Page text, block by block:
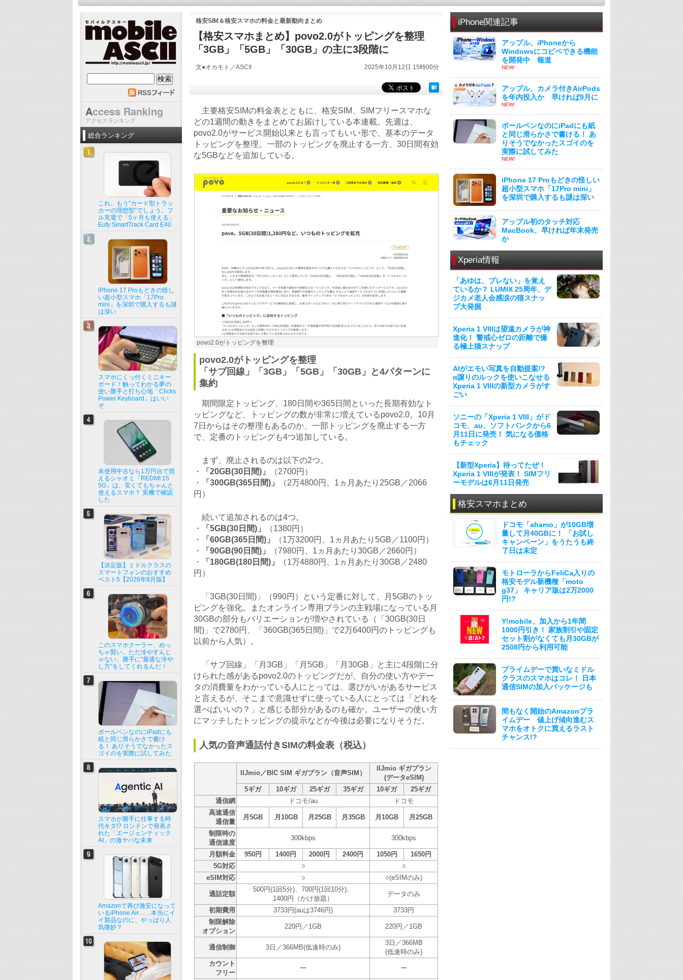
格安SIM＆格安スマホの料金と最新動向まとめ
【格安スマホまとめ】povo2.0がトッピングを整理
「3GB」「5GB」「30GB」の主に3段階に
文●オカモト／ASCII 2025年10月12日 15時00分
主要格安SIMの料金表とともに、格安SIM、SIMフリースマホな
どの1週間の動きをまとめてお届けしている本連載。先週は、
povo2.0がサービス開始以来とも言ってもいい形で、基本のデータ
トッピングを整理。一部のトッピングを廃止する一方、30日間有効
な5GBなどを追加している。
povo2.0がトッピングを整理
povo2.0がトッピングを整理
「サブ回線」「3GB」「5GB」「30GB」と4パターンに
集約
期間限定トッピング、180日間や365日間といった長期有効なト
ッピングなど、トッピングの数が非常に増えているpovo2.0。10月
7日からはその整理もあるのか、一部トッピングを廃止する一方
で、定番のトッピングも4つ追加している。
まず、廃止されるのは以下の2つ。
・
「20GB(30日間)」
（2700円）
・
「300GB(365日間)」
（2万4800円、1ヵ月あたり25GB／2066
円）
続いて追加されるのは4つ。
・
「5GB(30日間)」
（1380円）
・
「60GB(365日間)」
（1万3200円、1ヵ月あたり5GB／1100円）
・
「90GB(90日間)」
（7980円、1ヵ月あたり30GB／2660円）
・
「180GB(180日間)」
（1万4880円、1ヵ月あたり30GB／2480
円）
「3GB(30日間)」（990円）という定番に対して、月5GBのトッ
ピングを強化。またオンライン専用プランの主戦場になっている月
30GBの部分もバリエーションが増やされている（「30GB(30日
間)」で2780円、「360GB(365日間)」で2万6400円のトッピングも
以前から人気）。
「サブ回線」「月3GB」「月5GB」「月30GB」と主に4段階に分
けられた感があるpovo2.0のトッピングだが、自分の使い方やデー
タの消費量をわかっている人にとっては、選びがいがあるサービス
と言えるが、そこまで意識せずに使っている人にとっては「どれを
選べばいいの？」と感じる部分があるのも確か。ユーザーの使い方
にマッチしたトッピングの提示などが今後は必要になりそうだ。
人気の音声通話付きSIMの料金表（税込）
IIJmio／BIC SIM ギガプラン（音声SIM）
IIJmio ギガプラン
(データeSIM)
5ギガ
10ギガ 25ギガ 35ギガ 10ギガ
25ギガ
通信網
ドコモ/au
ドコモ
高速通信
通信量
月5GB 月10GB 月25GB 月35GB 月10GB 月25GB
制限時の
通信速度
300kbps 300kbps
月額料金 950円 1400円 2000円 2400円 1050円
1650円
5G対応
○
○
eSIM対応
○ ○(eSIMのみ)
通話定額
500円(1回5分)、700円(1回10分)、
1400円（かけ放題）
データのみ
初期費用 3733円(auは3746円)
3733円
制限解除
オプション
220円／1GB 220円／1GB
通信制御 3日／366MB(低速時のみ)
3日／366MB
(低速時のみ)
カウント
フリー
ー ー
iPhone関連記事
アップル、iPhoneから
Windowsにコピペできる機能
を開発中 報道
NEW!
アップル、カメラ付きAirPods
を年内投入か 早ければ9月に
NEW!
ボールペンなのにiPadにも紙
と同じ滑らかさで書ける！ あ
りそうでなかったスゴイのを
実際に試してみた
NEW!
iPhone 17 Proもどきの怪しい
超小型スマホ「17Pro mini」
を深圳で購入するも謎は深い
アップル初のタッチ対応
MacBook、早ければ年末発売
か
Xperia情報
「あゆは、ブレない」を覚え
ているか？ LUMIX 25周年、デ
ジカメ老人会感涙の猫スナッ
プ大発掘
Xperia 1 VIIIは望遠カメラが神
進化！ 警戒心ゼロの距離で撮
る極上猫スナップ
AIがエモい写真を自動提案!?
α譲りのルックを使いこなせる
Xperia 1 VIIIの新型カメラがす
ごい
ソニーの「Xperia 1 VIII」がド
コモ、au、ソフトバンクから6
月11日に発売！ 気になる価格
もチェック
【新型Xperia】待ってたぜ！
Xperia 1 VIIIが発表！ SIMフリ
ーモデルは6月11日発売
格安スマホまとめ
ドコモ「ahamo」が10GB増
量して月40GBに！ 「お試し
キャンペーン」をうたうも終
了日は未定
モトローラからFeliCa入りの
格安モデル新機種「moto
g37」 キャリア版は2万2000
円!?
Y!mobile、加入から1年間
1000円引き！ 家族割引や固定
セット割がなくても月30GBが
2508円から利用可能
プライムデーで買いなミドル
クラスのスマホはコレ！ 日本
通信SIMの加入パッケージも
間もなく開始のAmazonプラ
イムデー 値上げ傾向進むス
マホをオトクに買えるラスト
チャンス!?
mobile ASCII
Access Ranking
アクセスランキング
総合ランキング
これ、もう“カード型トラッ
カーの理想型”でしょう。フ
ル充電で「5ヶ月も使える」
Eufy SmartTrack Card E40
iPhone 17 Proもどきの怪し
い超小型スマホ「17Pro
mini」を深圳で購入するも謎
は深い
スマホにくっ付くミニキー
ボード！触ってわかる夢の
使い勝手と打ち心地「Clicks
Power Keyboard」はいい
ぞ
未使用中古なら1万円台で買
えるシャオミ「REDMI 15
5G」は、安くてもちゃんと
使えるスマホ？ 実機で確認
した
【決定版】ミドルクラスの
スマートフォンのおすすめ
ベスト5【2026年8月版】
このスマホクーラー、めっ
ちゃ賢い。ただ冷やすんじ
ゃない、勝手に“最適な冷や
し方”をしてくれるんだ！
ボールペンなのにiPadにも
紙と同じ滑らかさで書け
る！ ありそうでなかったス
ゴイのを実際に試してみた
スマホが勝手に仕事する時
代キタ!? ロンドンで発表さ
れた「エージェンティック
AI」の激ヤバな未来
Amazonで再び激安になって
いるiPhone Air……本当にイ
イ製品なのに、やっぱり人
気微妙？